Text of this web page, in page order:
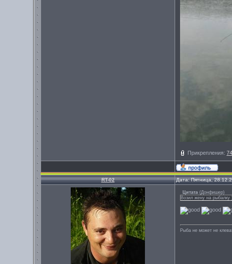
Прикрепления:
RT-02 Дата: Пятница,
Цитата (Донфишер)
Возил жену на рыбалку
Рыба не может не